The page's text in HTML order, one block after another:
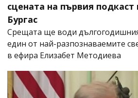
сцената на първия подкаст
Бургас
Срещата ще води
един от най-разпознаваемите
в ефира Елизабет Методиева